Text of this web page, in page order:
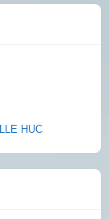
HUC